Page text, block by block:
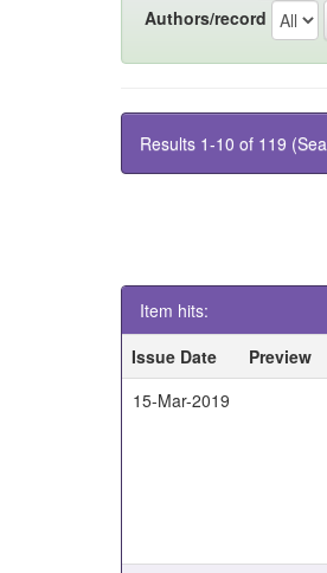
Authors/record
Results 1-10 of 119
Item hits:
Issue Date
Preview
15-Mar-2019